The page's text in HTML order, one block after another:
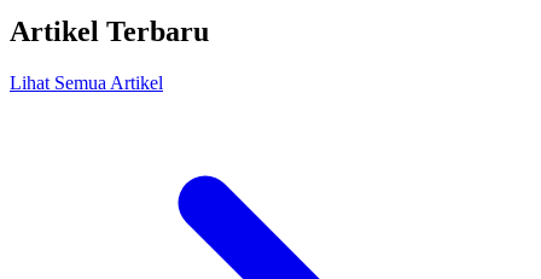
Artikel Terbaru
Lihat Semua Artikel